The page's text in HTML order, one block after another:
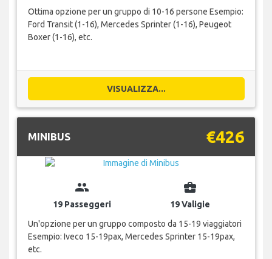
Ottima opzione per un gruppo di 10-16 persone Esempio:
Ford Transit (1-16), Mercedes Sprinter (1-16), Peugeot
Boxer (1-16), etc.
VISUALIZZA...
MINIBUS €426
group
19 Passeggeri
business_center
19 Valigie
Un'opzione per un gruppo composto da 15-19 viaggiatori
Esempio: Iveco 15-19pax, Mercedes Sprinter 15-19pax,
etc.